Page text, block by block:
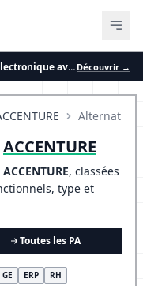
Automatiser la facture électronique avec l'IA Découvrir →
Alternatives
ACCENTURE
ACCENTURE, classées
type et
Toutes les PA
ERP RH